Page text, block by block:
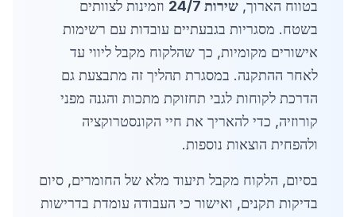
בטווח הארוך, שירות 24/7
וזמינות לצוותים
בשטח. מסגריות בגבעתיים עובדות עם רשימות
אישורים מקומיות, כך שהלקוח מקבל ליווי עד
לאחר ההתקנה. במסגרת תהליך זה מתבצעת גם
הדרכת לקוחות לגבי תחזוקת מתכות והגנה מפני
קורוזיה, כדי להאריך את חיי הקונסטרוקציה
ולהפחית הוצאות נוספות.
בסיום‬, הלקוח מקבל תיעוד מלא של החומרים, סיום
בדיקות תקנים, ואישור כי העבודה עומדת בדרישות